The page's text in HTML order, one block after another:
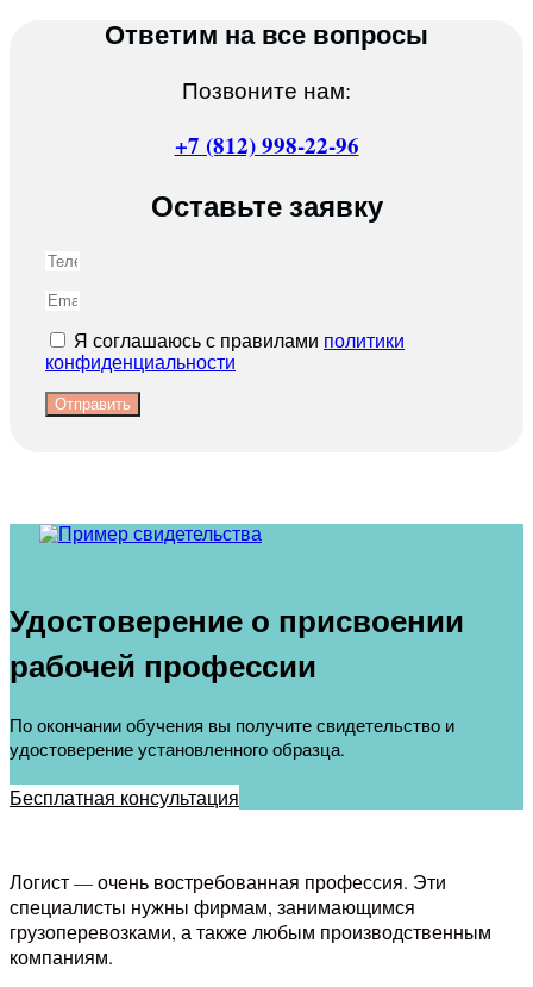
Ответим на все вопросы
Позвоните нам:
+7 (812) 998-22-96
Оставьте заявку
Я соглашаюсь с правилами политики
конфиденциальности
Отправить
Удостоверение о присвоении
рабочей профессии
По окончании обучения вы получите свидетельство и
удостоверение установленного образца.
Бесплатная консультация
Логист — очень востребованная профессия. Эти
специалисты нужны фирмам, занимающимся
грузоперевозками, а также любым производственным
компаниям.